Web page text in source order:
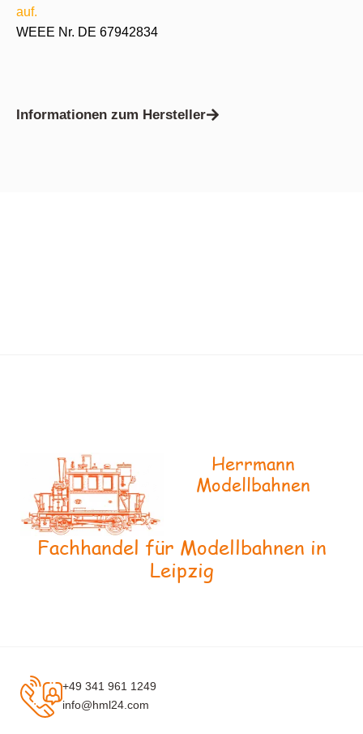
auf.
WEEE Nr. DE 67942834
Informationen zum Hersteller
Herrmann
Modellbahnen
Fachhandel für Modellbahnen in
Leipzig
+49 341 961 1249
info@hml24.com